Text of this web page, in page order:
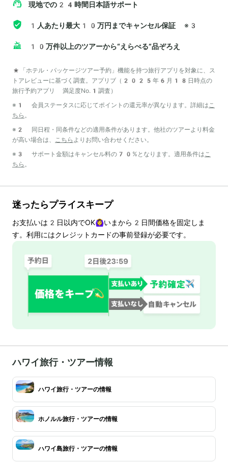
現地での24時間日本語サポート
1人あたり最大10万円までキャンセル保証 ※3
10万件以上のツアーから“えらべる”品ぞろえ
*「ホテル・パッケージツアー予約」機能を持つ旅行アプリを対象に、ス
トアレビューに基づく調査。アプリブ（2025年6月18日時点の
旅行予約アプリ 満足度No.1調査）
※1 会員ステータスに応じてポイントの還元率が異なります。詳細は こ
ちら 。
※2 同日程・同条件などの適用条件があります。他社のツアーより料金
が高い場合は、
こちら よりお問い合わせください。
※3 サポート金額はキャンセル料の70%となります。適用条件は こ
ちら 。
迷ったらプライスキープ
お支払いは 2 日以内でOK🙆‍♀️いまから 2 日間価格を固定しま
す。利用にはクレジットカードの事前登録が必要です。
ハワイ旅行・ツアー情報
ハワイ旅行・ツアーの情報
ホノルル旅行・ツアーの情報
ハワイ島旅行・ツアーの情報